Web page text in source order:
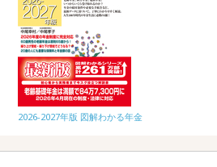
2026-2027年版 図解わかる年金